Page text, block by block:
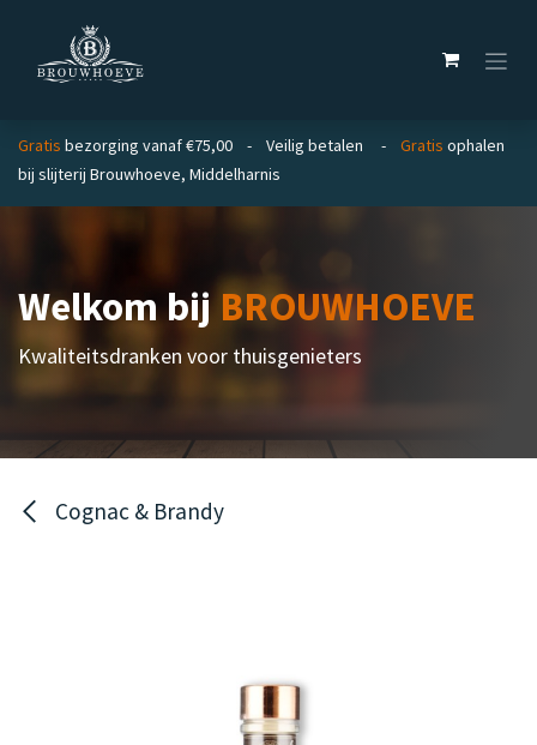
Gratis bezorging vanaf €75,00 - Veilig betalen - Gratis ophalen
bij slijterij Brouwhoeve, Middelharnis
Welkom bijBROUWHOEVE
Kwaliteitsdranken voor thuisgenieters
Cognac & Brandy